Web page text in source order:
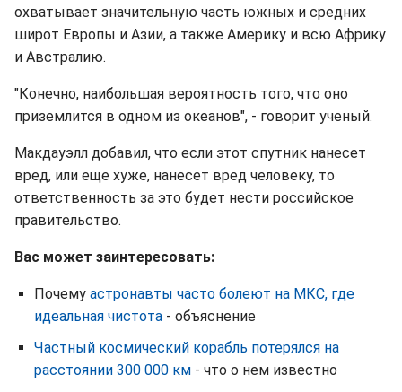
охватывает значительную часть южных и средних
широт Европы и Азии, а также Америку и всю Африку
и Австралию.
"Конечно, наибольшая вероятность того, что оно
приземлится в одном из океанов", - говорит ученый.
Макдауэлл добавил, что если этот спутник нанесет
вред, или еще хуже, нанесет вред человеку, то
ответственность за это будет нести российское
правительство.
Вас может заинтересовать:
Почему астронавты часто болеют на МКС, где
идеальная чистота - объяснение
Частный космический корабль потерялся на
расстоянии 300 000 км - что о нем известно